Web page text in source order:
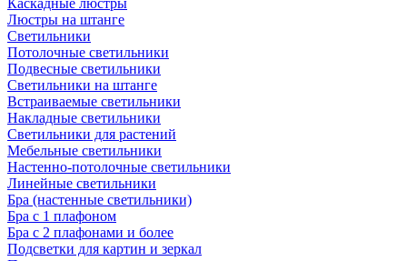
Каскадные люстры
Люстры на штанге
Светильники
Потолочные светильники
Подвесные светильники
Светильники на штанге
Встраиваемые светильники
Накладные светильники
Светильники для растений
Мебельные светильники
Настенно-потолочные светильники
Линейные светильники
Бра (настенные светильники)
Бра с 1 плафоном
Бра с 2 плафонами и более
Подсветки для картин и зеркал